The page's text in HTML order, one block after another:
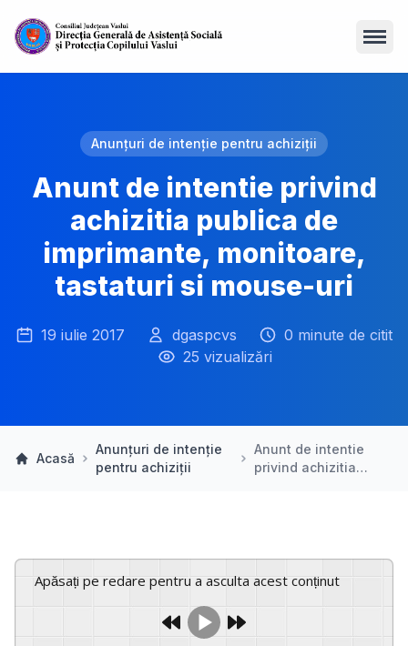
Anunțuri de intenție pentru achiziții
Anunt de intentie privind
achizitia publica de
imprimante, monitoare,
tastaturi si mouse-uri
19 iulie 2017 dgaspcvs
0 minute de citit
25 vizualizări
Acasă
Anunțuri de intenție
pentru achiziții
Anunt de intentie
privind achizitia…
Apăsați pe redare pentru a asculta acest conținut